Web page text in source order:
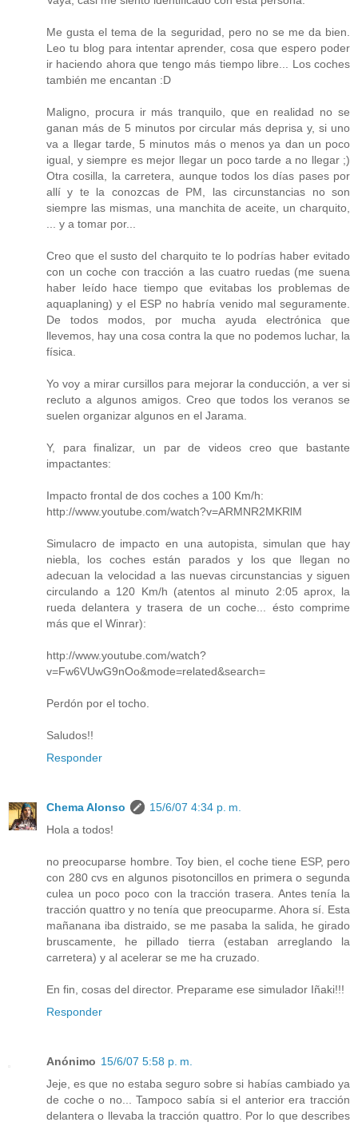
Me gusta el tema de la seguridad, pero no se me da bien.
Leo tu blog para intentar aprender, cosa que espero poder
ir haciendo ahora que tengo más tiempo libre... Los coches
también me encantan :D
Maligno, procura ir más tranquilo, que en realidad no se
ganan más de 5 minutos por circular más deprisa y, si uno
va a llegar tarde, 5 minutos más o menos ya dan un poco
igual, y siempre es mejor llegar un poco tarde a no llegar ;)
Otra cosilla, la carretera, aunque todos los días pases por
allí y te la conozcas de PM, las circunstancias no son
siempre las mismas, una manchita de aceite, un charquito,
... y a tomar por...
Creo que el susto del charquito te lo podrías haber evitado
con un coche con tracción a las cuatro ruedas (me suena
haber leído hace tiempo que evitabas los problemas de
aquaplaning) y el ESP no habría venido mal seguramente.
De todos modos, por mucha ayuda electrónica que
llevemos, hay una cosa contra la que no podemos luchar, la
física.
Yo voy a mirar cursillos para mejorar la conducción, a ver si
recluto a algunos amigos. Creo que todos los veranos se
suelen organizar algunos en el Jarama.
Y, para finalizar, un par de videos creo que bastante
impactantes:
Impacto frontal de dos coches a 100 Km/h:
http://www.youtube.com/watch?v=ARMNR2MKRlM
Simulacro de impacto en una autopista, simulan que hay
niebla, los coches están parados y los que llegan no
adecuan la velocidad a las nuevas circunstancias y siguen
circulando a 120 Km/h (atentos al minuto 2:05 aprox, la
rueda delantera y trasera de un coche... ésto comprime
más que el Winrar):
http://www.youtube.com/watch?
v=Fw6VUwG9nOo&mode=related&search=
Perdón por el tocho.
Saludos!!
Responder
Chema Alonso
15/6/07 4:34 p. m.
Hola a todos!
no preocuparse hombre. Toy bien, el coche tiene ESP, pero
con 280 cvs en algunos pisotoncillos en primera o segunda
culea un poco poco con la tracción trasera. Antes tenía la
tracción quattro y no tenía que preocuparme. Ahora sí. Esta
mañanana iba distraido, se me pasaba la salida, he girado
bruscamente, he pillado tierra (estaban arreglando la
carretera) y al acelerar se me ha cruzado.
En fin, cosas del director. Preparame ese simulador Iñaki!!!
Responder
Anónimo 15/6/07 5:58 p. m.
Jeje, es que no estaba seguro sobre si habías cambiado ya
de coche o no... Tampoco sabía si el anterior era tracción
delantera o llevaba la tracción quattro. Por lo que describes